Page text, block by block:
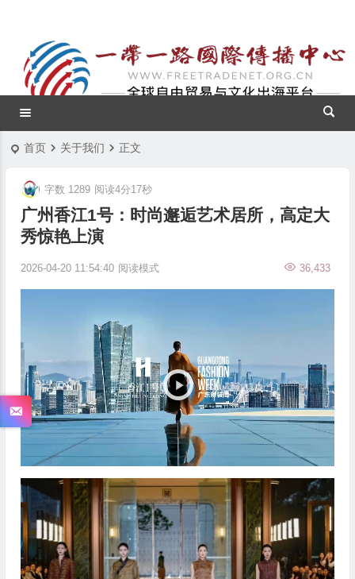
首页 关于我们 正文
广州香江1号：时尚邂逅艺术居所，高定大
秀惊艳上演
2026-04-20 11:54:40 36,433
字数 1289 阅读4分17秒
阅读模式
播
放
器